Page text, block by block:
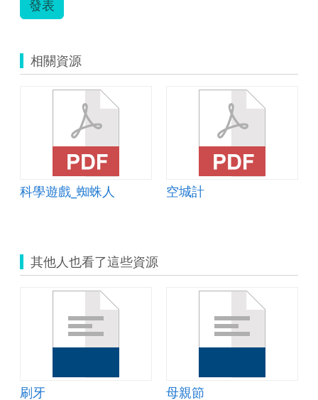
發表
相關資源
科學遊戲_蜘蛛人 空城計
其他人也看了這些資源
刷牙 母親節